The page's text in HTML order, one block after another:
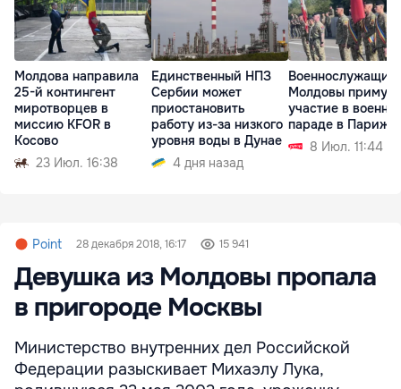
Молдова направила
25-й контингент
миротворцев в
миссию KFOR в
Косово
23 Июл. 16:38
Единственный НПЗ
Сербии может
приостановить
работу из-за низкого
уровня воды в Дунае
4 дня назад
Военнослужащие
Молдовы примут
участие в
параде в Париже
8 Июл. 11:44
Point 28 декабря 2018, 16:17 15 941
Девушка из Молдовы пропала
в пригороде Москвы
Министерство внутренних дел Российской
Федерации разыскивает Михаэлу Лука,